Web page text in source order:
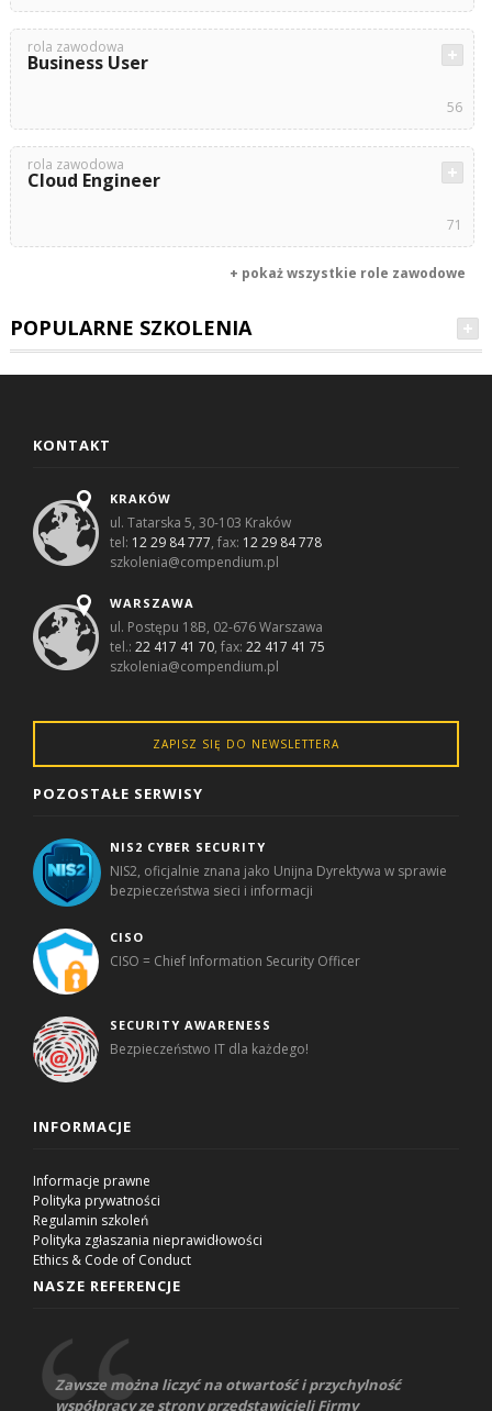
rola zawodowa
Business User
56
rola zawodowa
Cloud Engineer
71
+ pokaż wszystkie role zawodowe
POPULARNE SZKOLENIA
KONTAKT
KRAKÓW
ul. Tatarska 5, 30-103 Kraków
tel: 12 29 84 777, fax: 12 29 84 778
szkolenia@compendium.pl
WARSZAWA
ul. Postępu 18B, 02-676 Warszawa
tel.:22 417 41 70, fax:22 417 41 75
szkolenia@compendium.pl
ZAPISZ SIĘ DO NEWSLETTERA
POZOSTAŁE SERWISY
NIS2 CYBER SECURITY
NIS2, oficjalnie znana jako Unijna Dyrektywa w sprawie
bezpieczeństwa sieci i informacji
CISO
CISO = Chief Information Security Officer
SECURITY AWARENESS
Bezpieczeństwo IT dla każdego!
INFORMACJE
Informacje prawne
Polityka prywatności
Regulamin szkoleń
Polityka zgłaszania nieprawidłowości
Ethics & Code of Conduct
NASZE REFERENCJE
Zawsze można liczyć na otwartość i przychylność
współpracy ze strony przedstawicieli Firmy